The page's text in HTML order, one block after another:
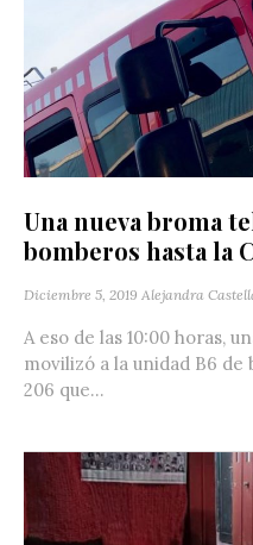
Una nueva broma
bomberos hasta la
Diciembre 5, 2019 Alejandra
A eso de las 10:00 horas,
movilizó a la unidad B6
206 que...